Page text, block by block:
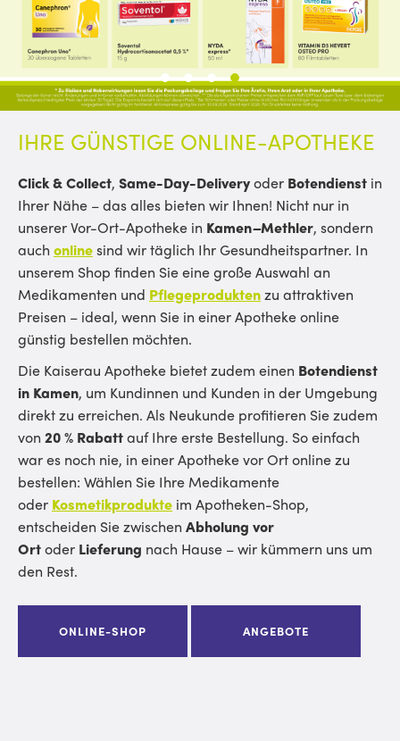
IHRE GÜNSTIGE ONLINE-APOTHEKE
Click & Collect, Same-Day-Deliveryoder Botendienst in
Ihrer Nähe – das alles bieten wir Ihnen! Nicht nur in
unserer Vor-Ort-Apotheke in Kamen–Methler, sondern
auch onlinesind wir täglich Ihr Gesundheitspartner. In
unserem Shop finden Sie eine große Auswahl an
Medikamenten und Pflegeproduktenzu attraktiven
Preisen – ideal, wenn Sie in einer Apotheke online
günstig bestellen möchten.
Die Kaiserau Apotheke bietet zudem einen Botendienst
in Kamen, um Kundinnen und Kunden in der Umgebung
direkt zu erreichen. Als Neukunde profitieren Sie zudem
von 20 % Rabattauf Ihre erste Bestellung. So einfach
war es noch nie, in einer Apotheke vor Ort online zu
bestellen: Wählen Sie Ihre Medikamente
oder Kosmetikprodukte im Apotheken-Shop,
entscheiden Sie zwischen Abholung vor
Ortoder Lieferung nach Hause – wir kümmern uns um
den Rest.
ONLINE-SHOP ANGEBOTE
1 2 3 4